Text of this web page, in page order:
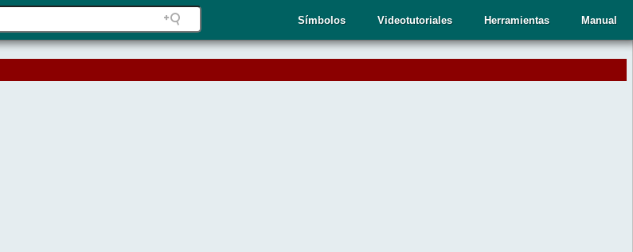
Manual
Herramientas
Videotutoriales
Símbolos